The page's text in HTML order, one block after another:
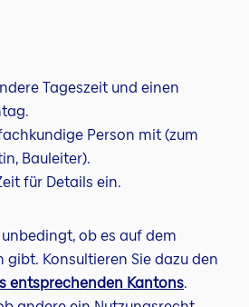
Tageszeit und einen
Person mit (zum
Bauleiter).
für Details ein.
unbedingt, ob es auf dem
Konsultieren Sie dazu den
entsprechenden Kantons.